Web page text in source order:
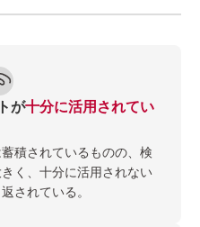
が十分に活用されてい
積されているものの、検
く、十分に活用されない
されている。